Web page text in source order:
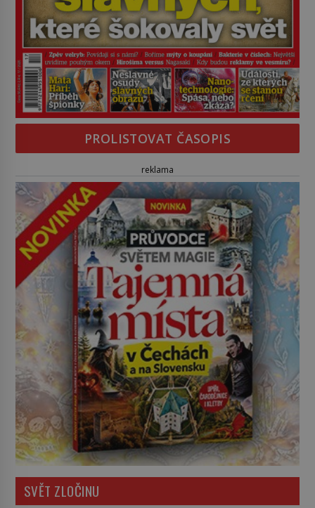
PROLISTOVAT ČASOPIS
reklama
SVĚT ZLOČINU